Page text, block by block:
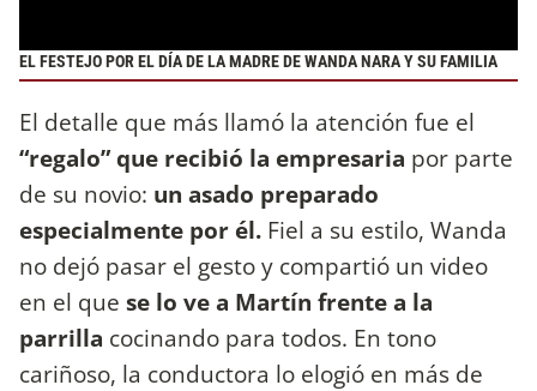
EL FESTEJO POR EL DÍA DE LA MADRE DE WANDA NARA Y SU FAMILIA
El detalle que más llamó la atención fue el
“regalo” que recibió la empresaria por parte
de su novio: un asado preparado
especialmente por él. Fiel a su estilo, Wanda
no dejó pasar el gesto y compartió un video
en el que se lo ve a Martín frente a la
parrilla cocinando para todos. En tono
cariñoso, la conductora lo elogió en más de